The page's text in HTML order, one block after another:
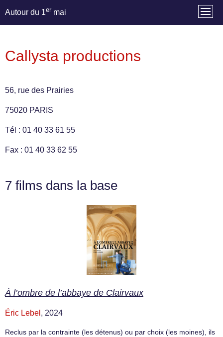
Autour du 1er mai
Callysta productions
56, rue des Prairies
75020 PARIS
Tél : 01 40 33 61 55
Fax : 01 40 33 62 55
7 films dans la base
À l’ombre de l’abbaye de Clairvaux
Éric Lebel , 2024
Reclus par la contrainte (les détenus) ou par choix (les moines), ils